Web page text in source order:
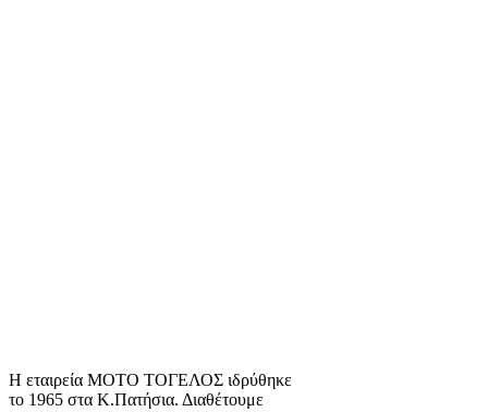
Η εταιρεία ΜΟΤΟ ΤΟΓΕΛΟΣ ιδρύθηκε
το 1965 στα Κ.Πατήσια. Διαθέτουμε